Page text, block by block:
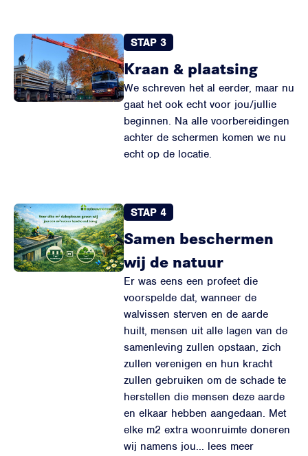
STAP 3
Kraan & plaatsing
We schreven het al eerder, maar nu
gaat het ook echt voor jou/jullie
beginnen. Na alle voorbereidingen
achter de schermen komen we nu
echt op de locatie.
STAP 4
Samen beschermen
wij de natuur
Er was eens een profeet die
voorspelde dat, wanneer de
walvissen sterven en de aarde
huilt, mensen uit alle lagen van de
samenleving zullen opstaan, zich
zullen verenigen en hun kracht
zullen gebruiken om de schade te
herstellen die mensen deze aarde
en elkaar hebben aangedaan. Met
elke m2 extra woonruimte doneren
wij namens jou... lees meer